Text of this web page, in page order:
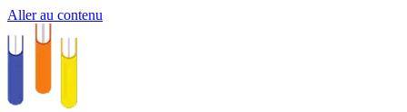
Aller au contenu